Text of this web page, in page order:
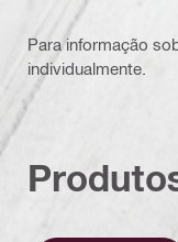
Para informação
individualmente.